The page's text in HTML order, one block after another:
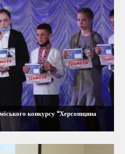
конкурсу “Херсонщина